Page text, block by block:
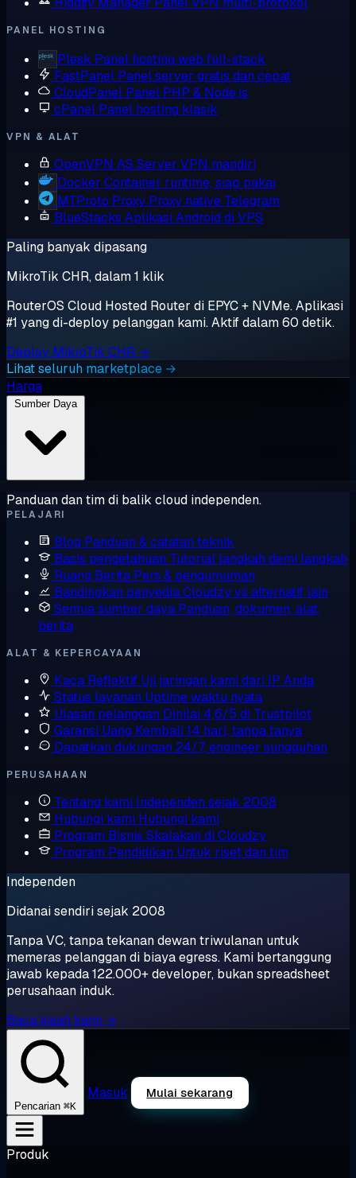
PANEL HOSTING
Plesk Panel hosting web full-stack
FastPanel Panel server gratis dan cepat
CloudPanel Panel PHP & Node.js
cPanel Panel hosting klasik
VPN & ALAT
OpenVPN AS Server VPN mandiri
Docker Container runtime, siap pakai
MTProto Proxy Proxy native Telegram
BlueStacks Aplikasi Android di VPS
Paling banyak dipasang
MikroTik CHR, dalam 1 klik
RouterOS Cloud Hosted Router di EPYC + NVMe. Aplikasi
#1 yang di-deploy pelanggan kami. Aktif dalam 60 detik.
Deploy MikroTik CHR →
Lihat seluruh marketplace →
Harga
Sumber Daya
Panduan dan tim di balik cloud independen.
PELAJARI
Blog Panduan & catatan teknik
Basis pengetahuan Tutorial langkah demi langkah
Ruang Berita Pers & pengumuman
Bandingkan penyediaCloudzy vs alternatif lain
Semua sumber daya Panduan, dokumen, alat,
berita
ALAT & KEPERCAYAAN
Kaca Reflektif Uji jaringan kami dari IP Anda
Status layanan Uptime waktu nyata
Ulasan pelanggan Dinilai 4,6/5 di Trustpilot
Garansi Uang Kembali 14 hari, tanpa tanya
Dapatkan dukungan 24/7, engineer sungguhan
PERUSAHAAN
Tentang kami Independen sejak 2008
Hubungi kami Hubungi kami
Program Bisnis Skalakan di Cloudzy
Program Pendidikan Untuk riset dan tim
Independen
Didanai sendiri sejak 2008
Tanpa VC, tanpa tekanan dewan triwulanan untuk
memeras pelanggan di biaya egress. Kami bertanggung
jawab kepada 122.000+ developer, bukan spreadsheet
perusahaan induk.
Baca kisah kami →
Pencarian ⌘K
Masuk Mulai sekarang
Produk